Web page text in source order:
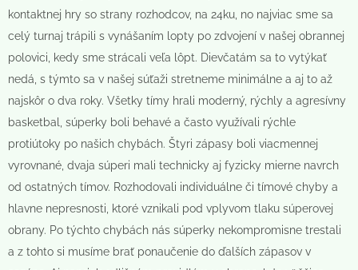
kontaktnej hry so strany rozhodcov, na 24ku, no najviac sme sa
celý turnaj trápili s vynášaním lopty po zdvojení v našej obrannej
polovici, kedy sme strácali veľa lôpt. Dievčatám sa to vytýkať
nedá, s týmto sa v našej súťaži stretneme minimálne a aj to až
najskôr o dva roky. Všetky tímy hrali moderný, rýchly a agresívny
basketbal, súperky boli behavé a často využívali rýchle
protiútoky po našich chybách. Štyri zápasy boli viacmennej
vyrovnané, dvaja súperi mali technicky aj fyzicky mierne navrch
od ostatných tímov. Rozhodovali individuálne či tímové chyby a
hlavne nepresnosti, ktoré vznikali pod vplyvom tlaku súperovej
obrany. Po týchto chybách nás súperky nekompromisne trestali
a z tohto si musíme brať ponaučenie do ďalších zápasov v